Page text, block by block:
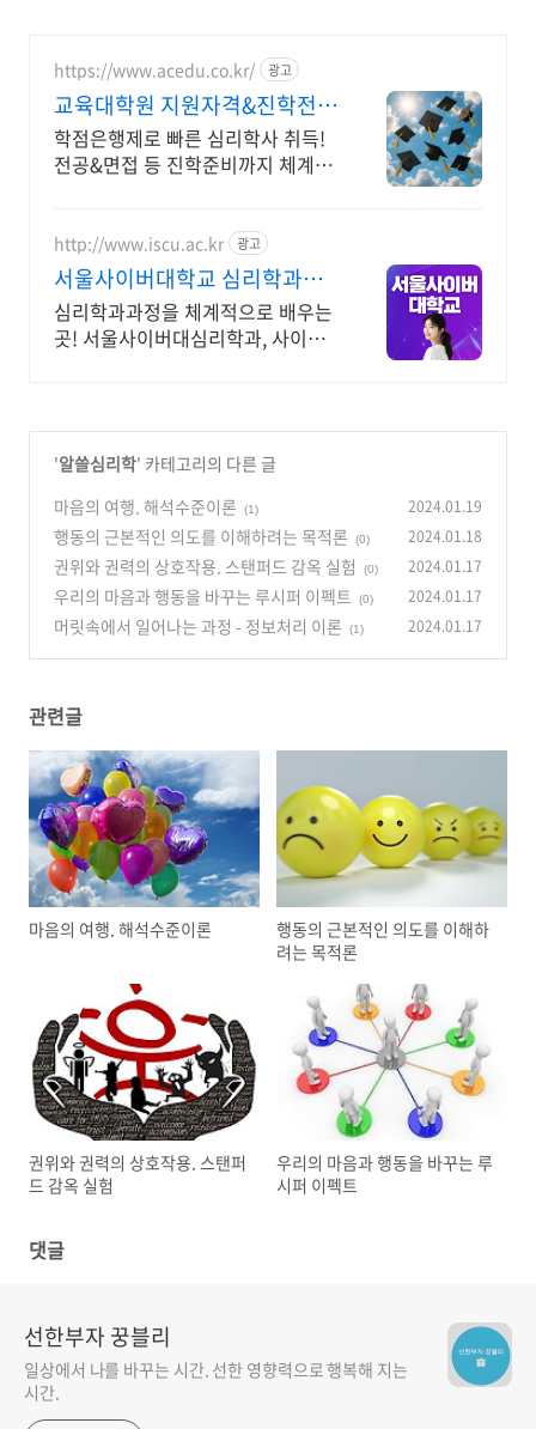
https://www.acedu.co.kr/ 광고
교육대학원 지원자격&진학전문
학은제로 빠른 지원자격 취득
학점은행제로 빠른 심리학사 취득!
전공&면접 등 진학준비까지 체계적
http://www.iscu.ac.kr 광고
서울사이버대학교 심리학과
2026 가을학기 신편입생
심리학과과정을 체계적으로 배우는
곳! 서울사이버대심리학과, 사이버
'알쓸심리학' 카테고리의 다른 글
마음의 여행. 해석수준이론
(1) 2024.01.19
행동의 근본적인 의도를 이해하려는 목적론 (0) 2024.01.18
권위와 권력의 상호작용. 스탠퍼드 감옥 실험 (0) 2024.01.17
우리의 마음과 행동을 바꾸는 루시퍼 이펙트 (0) 2024.01.17
머릿속에서 일어나는 과정 - 정보처리 이론 (1) 2024.01.17
관련글
마음의 여행. 해석수준이론
행동의 근본적인 의도를 이해하
려는 목적론
권위와 권력의 상호작용. 스탠퍼
드 감옥 실험
우리의 마음과 행동을 바꾸는 루
시퍼 이펙트
댓글
선한부자 꿍블리
일상에서 나를 바꾸는 시간. 선한 영향력으로 행복해 지는
시간.